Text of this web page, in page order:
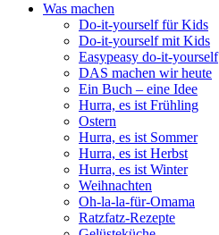
Was machen
Do-it-yourself für Kids
Do-it-yourself mit Kids
Easypeasy do-it-yourself
DAS machen wir heute
Ein Buch – eine Idee
Hurra, es ist Frühling
Ostern
Hurra, es ist Sommer
Hurra, es ist Herbst
Hurra, es ist Winter
Weihnachten
Oh-la-la-für-Omama
Ratzfatz-Rezepte